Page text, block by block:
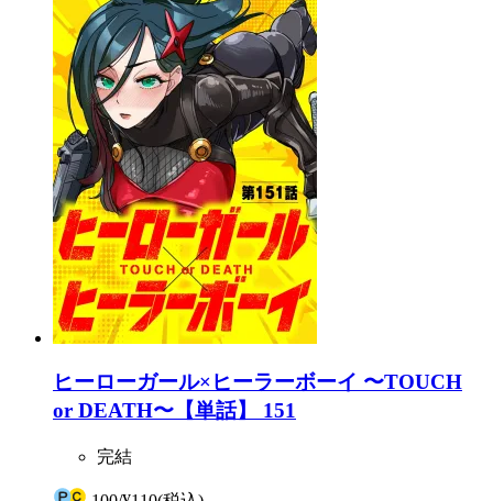
ヒーローガール×ヒーラーボーイ 〜TOUCH
or DEATH〜【単話】 151
完結